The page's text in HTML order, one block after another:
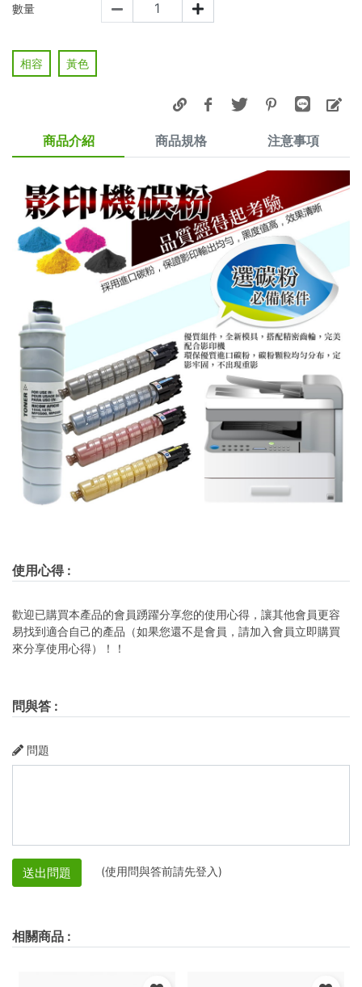
數量
相容 黃色
商品介紹 商品規格 注意事項
使用心得:
歡迎已購買本產品的會員踴躍分享您的使用心得，讓其他會員更容
易找到適合自己的產品（如果您還不是會員，請加入會員立即購買
來分享使用心得）！！
問與答 :
問題
送出問題 (使用問與答前請先登入)
相關商品 :